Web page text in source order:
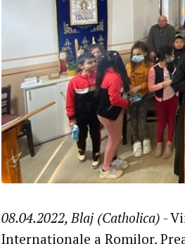
08.04.2022, Blaj (Catholica) -
Internaționale a Romilor,